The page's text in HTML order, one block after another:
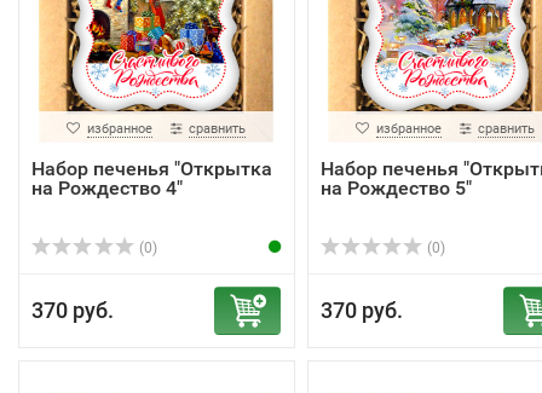
избранное сравнить
Набор печенья "Открытка
на Рождество 4"
(0)
370 руб.
избранное сравнить
Набор печенья
на Рождество 5"
(0)
370 руб.